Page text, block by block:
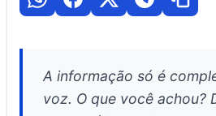
A informação só é
voz. O que você achou?